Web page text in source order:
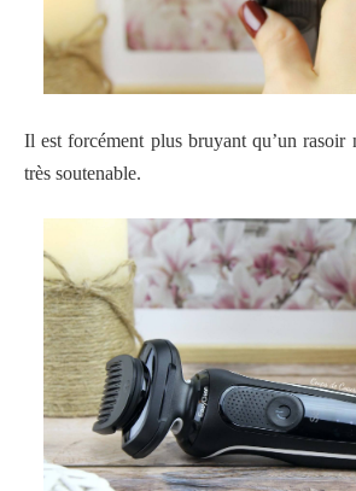
Il est forcément plus bruyant qu’un rasoir
très soutenable.